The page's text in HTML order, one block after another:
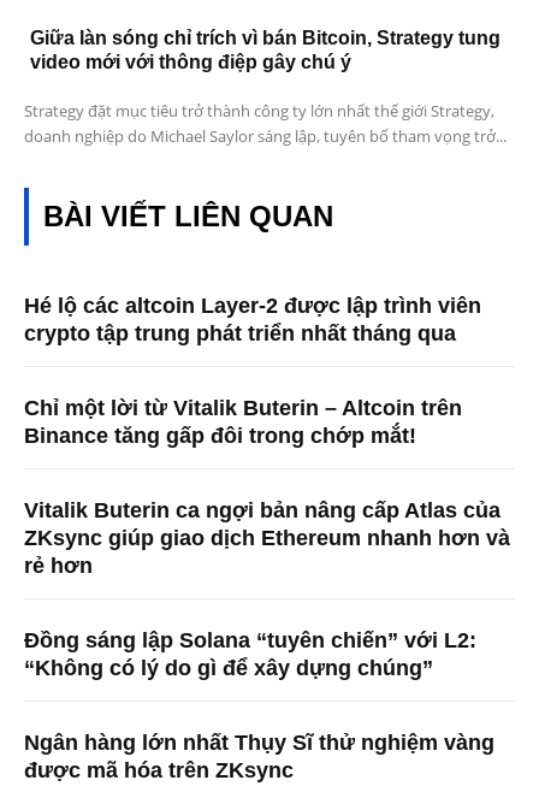
Giữa làn sóng chỉ trích vì bán Bitcoin, Strategy tung
video mới với thông điệp gây chú ý
Strategy đặt mục tiêu trở thành công ty lớn nhất thế giới Strategy,
doanh nghiệp do Michael Saylor sáng lập, tuyên bố tham vọng trở...
BÀI VIẾT LIÊN QUAN
Hé lộ các altcoin Layer-2 được lập trình viên
crypto tập trung phát triển nhất tháng qua
Chỉ một lời từ Vitalik Buterin – Altcoin trên
Binance tăng gấp đôi trong chớp mắt!
Vitalik Buterin ca ngợi bản nâng cấp Atlas của
ZKsync giúp giao dịch Ethereum nhanh hơn và
rẻ hơn
Đồng sáng lập Solana “tuyên chiến” với L2:
“Không có lý do gì để xây dựng chúng”
Ngân hàng lớn nhất Thụy Sĩ thử nghiệm vàng
được mã hóa trên ZKsync